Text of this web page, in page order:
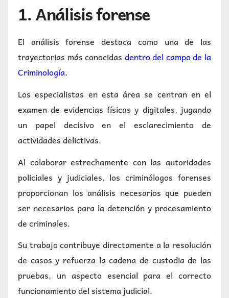
1. Análisis forense
El análisis forense destaca como una de las
trayectorias más conocidas dentro del campo de la
Criminología.
Los especialistas en esta área se centran en el
examen de evidencias físicas y digitales, jugando
un papel decisivo en el esclarecimiento de
actividades delictivas.
Al colaborar estrechamente con las autoridades
policiales y judiciales, los criminólogos forenses
proporcionan los análisis necesarios que pueden
ser necesarios para la detención y procesamiento
de criminales.
Su trabajo contribuye directamente a la resolución
de casos y refuerza la cadena de custodia de las
pruebas, un aspecto esencial para el correcto
funcionamiento del sistema judicial.